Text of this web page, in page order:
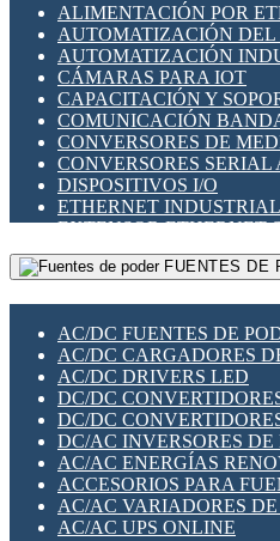
SENSORES INDUCTIVOS
TEMPORIZADORES
VARIACS
VARIADORES DE
SECCIONADORES -
MAQUINARIA
HERRAMIENTAS
ILUMINACIÓN LED
INTERRUPTORES REED
INTERFACES DE RELÉ
OTROS RELÉS
PROTECCIÓN TÉRMICA
RELÉS AUTOMOTRICES
RELÉS DE SEÑAL
RELÉS DE ESTADO
RELÉS INDUSTRIALES
RELÉS MINIATURA DE
SENSORES
SWITCH Y
TARJETAS PI
UNIÓN Y DERIVACIÓN
ALIMENTACIÓN POR
AUTOMATIZACIÓN DEL
AUTOMATIZACIÓN
CÁMARAS PARA IOT
CAPACITACIÓN Y
COMUNICACIÓN
CONVERSORES DE
CONVERSORES SERIAL
DISPOSITIVOS I/O
ETHERNET INDUSTRIAL
EXTENSOR ETHERNET
GATEWAY LORAWAN
GESTIÓN DE REDES
PLACAS MODULARES
SWITCHES Y REDES
SOLUCIONES IOT
SOLUCIONES LORAWAN
SOLUCIONES RED
SEGURIDAD PARA
SWITCHES LAN
TELEFONÍA IP (VOIP)
VIGILANCIA IP (CCTV)
MESHTASTIC
FUENTES DE
AC/DC FUENTES DE
AC/DC CARGADORES
AC/DC DRIVERS LED
DC/DC
DC/DC
DC/AC INVERSORES DE
AC/AC ENERGÍAS
ACCESORIOS PARA
AC/AC VARIADORES
AC/AC UPS ONLINE